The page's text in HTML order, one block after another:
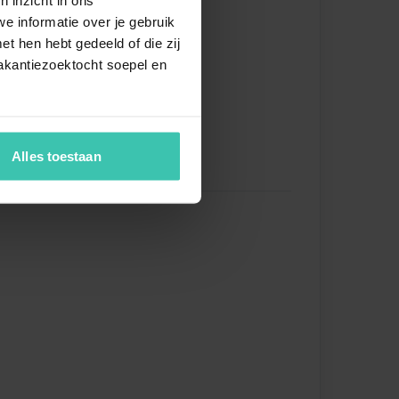
informatie over je gebruik
hen hebt gedeeld of die zij
soepel en
Alles toestaan
TV)
TV)
(Boxspring)
TV)